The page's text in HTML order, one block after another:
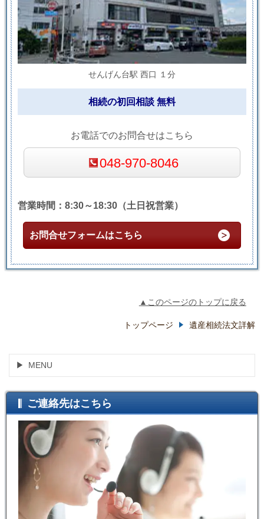
せんげん台駅 西口 １分
相続の初回相談 無料
お電話でのお問合せはこちら
048-970-8046
営業時間：8:30～18:30（土日祝営業）
お問合せフォームはこちら
▲このページのトップに戻る
トップページ 遺産相続法文詳解
MENU
ご連絡先はこちら